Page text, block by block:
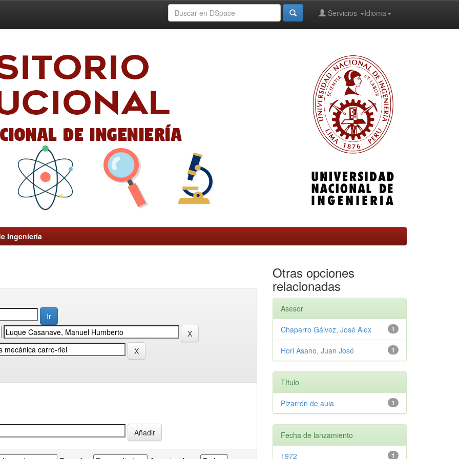
Idioma
Servicios
Ingeniería
Otras opciones
relacionadas
Asesor
1
Chaparro Gálvez, José Alex
1
Hori Asano, Juan José
Título
1
Pizarrón de aula
Fecha de lanzamiento
1
1972